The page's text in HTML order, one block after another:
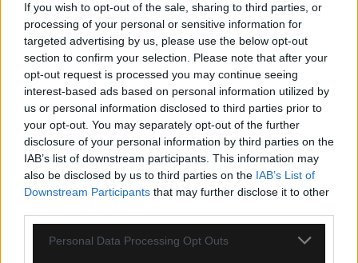
If you wish to opt-out of the sale, sharing to third parties, or
processing of your personal or sensitive information for
targeted advertising by us, please use the below opt-out
section to confirm your selection. Please note that after your
opt-out request is processed you may continue seeing
interest-based ads based on personal information utilized by
us or personal information disclosed to third parties prior to
your opt-out. You may separately opt-out of the further
disclosure of your personal information by third parties on the
IAB’s list of downstream participants. This information may
also be disclosed by us to third parties on the IAB’s List of
Downstream Participants that may further disclose it to other
Please note that this website/app uses one or more Google
Personal Data Processing Opt Outs
08.08.2026, 22:45
Μόρας: «Εύχομαι τα καλύτερα στην ΑΕΚ, χτίζουμε
μια ολοκαίνουργια ομάδα από την αρχή»